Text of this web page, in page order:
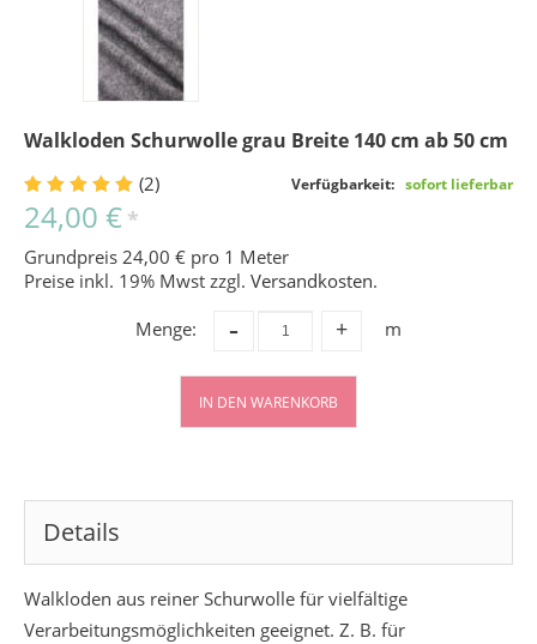
Walkloden Schurwolle grau Breite 140 cm ab 50 cm
(2) Verfügbarkeit: sofort lieferbar
24,00 € *
Grundpreis 24,00 € pro 1 Meter
Preise inkl. 19% Mwst zzgl. Versandkosten.
Menge:
+
- m
IN DEN WARENKORB
Details
Walkloden aus reiner Schurwolle für vielfältige
Verarbeitungsmöglichkeiten geeignet. Z. B. für